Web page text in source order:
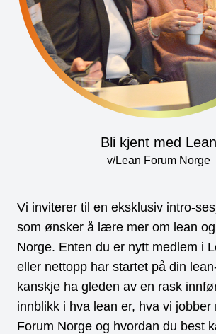
Bli kjent med Lean
v/Lean Forum Norge
Vi inviterer til en eksklusiv intro-
som ønsker å lære mer om lean
Norge. Enten du er nytt medlem i
eller nettopp har startet på din
kanskje ha gleden av en rask
innblikk i hva lean er, hva vi jobber
Forum Norge og hvordan du best